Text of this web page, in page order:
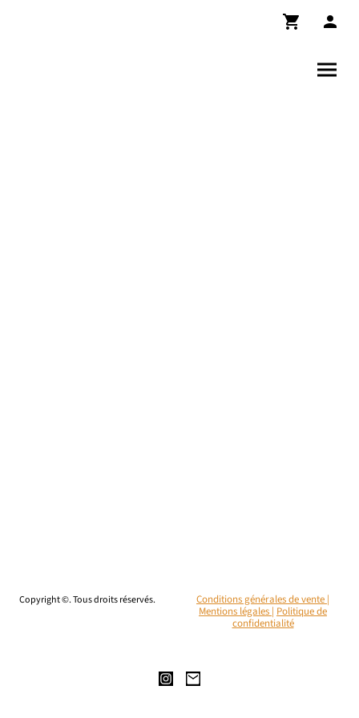
Copyright ©. Tous droits réservés.
Conditions générales de vente |
Mentions légales | Politique de
confidentialité